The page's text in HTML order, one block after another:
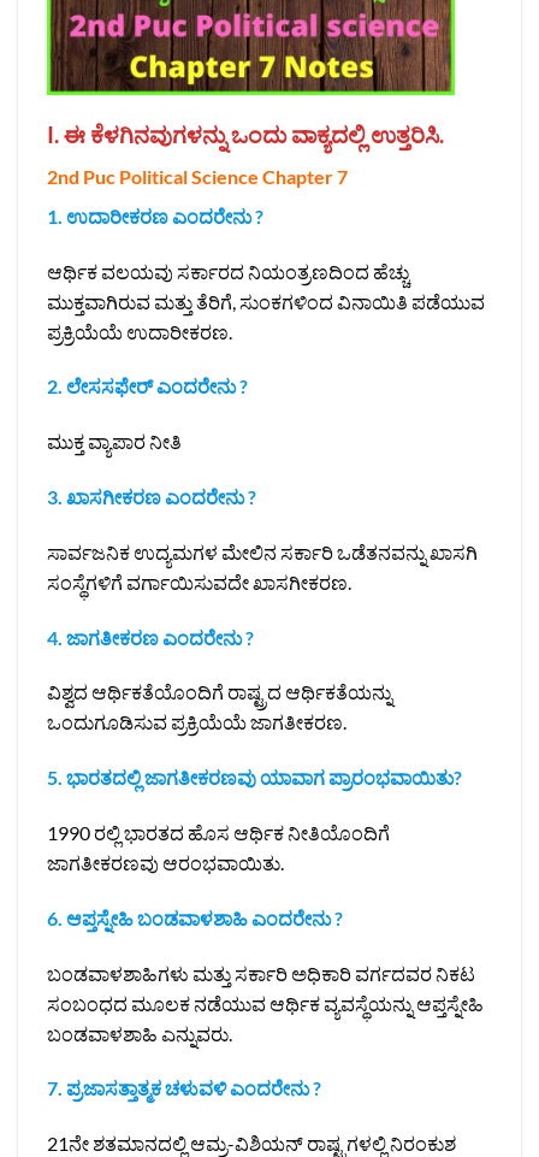
I. ಈ ಕೆಳಗಿನವುಗಳನ್ನು ಒಂದು ವಾಕ್ಯದಲ್ಲಿ ಉತ್ತರಿಸಿ.
2nd Puc Political Science Chapter 7
1. ಉದಾರೀಕರಣ ಎಂದರೇನು ?
ಆರ್ಥಿಕ ವಲಯವು ಸರ್ಕಾರದ ನಿಯಂತ್ರಣದಿಂದ ಹೆಚ್ಚು
ಮುಕ್ತವಾಗಿರುವ ಮತ್ತು ತೆರಿಗೆ, ಸುಂಕಗಳಿಂದ ವಿನಾಯಿತಿ ಪಡೆಯುವ
ಪ್ರಕ್ರಿಯೆಯೆ ಉದಾರೀಕರಣ.
2. ಲೇಸಸಫೇರ್ ಎಂದರೇನು ?
ಮುಕ್ತ ವ್ಯಾಪಾರ ನೀತಿ
3. ಖಾಸಗೀಕರಣ ಎಂದರೇನು ?
ಸಾರ್ವಜನಿಕ ಉದ್ಯಮಗಳ ಮೇಲಿನ ಸರ್ಕಾರಿ ಒಡೆತನವನ್ನು ಖಾಸಗಿ
ಸಂಸ್ಥೆಗಳಿಗೆ ವರ್ಗಾಯಿಸುವದೇ ಖಾಸಗೀಕರಣ.
4. ಜಾಗತೀಕರಣ ಎಂದರೇನು ?
ವಿಶ್ವದ ಆರ್ಥಿಕತೆಯೊಂದಿಗೆ ರಾಷ್ಟ್ರದ ಆರ್ಥಿಕತೆಯನ್ನು
ಒಂದುಗೂಡಿಸುವ ಪ್ರಕ್ರಿಯೆಯೆ ಜಾಗತೀಕರಣ.
5. ಭಾರತದಲ್ಲಿ ಜಾಗತೀಕರಣವು ಯಾವಾಗ ಪ್ರಾರಂಭವಾಯಿತು?
1990 ರಲ್ಲಿ ಭಾರತದ ಹೊಸ ಆರ್ಥಿಕ ನೀತಿಯೊಂದಿಗೆ
ಜಾಗತೀಕರಣವು ಆರಂಭವಾಯಿತು.
6. ಆಪ್ತಸ್ನೇಹಿ ಬಂಡವಾಳಶಾಹಿ ಎಂದರೇನು ?
ಬಂಡವಾಳಶಾಹಿಗಳು ಮತ್ತು ಸರ್ಕಾರಿ ಅಧಿಕಾರಿ ವರ್ಗದವರ ನಿಕಟ
ಸಂಬಂಧದ ಮೂಲಕ ನಡೆಯುವ ಆರ್ಥಿಕ ವ್ಯವಸ್ಥೆಯನ್ನು ಆಪ್ತಸ್ನೇಹಿ
ಬಂಡವಾಳಶಾಹಿ ಎನ್ನುವರು.
7. ಪ್ರಜಾಸತ್ತಾತ್ಮಕ ಚಳುವಳಿ ಎಂದರೇನು ?
21ನೇ ಶತಮಾನದಲ್ಲಿ ಆಮ್ರ-ವಿಶಿಯನ್ ರಾಷ್ಟ್ರಗಳಲ್ಲಿ ನಿರಂಕುಶ